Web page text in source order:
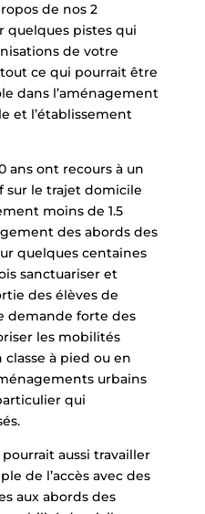
de nos 2
quelques pistes qui
de votre
ce qui pourrait être
dans l’aménagement
et l’établissement
ans ont recours à un
sur le trajet domicile
moins de 1.5
des abords des
quelques centaines
sanctuariser et
des élèves de
demande forte des
les mobilités
classe à pied ou en
urbains
qui
aussi travailler
de l’accès avec des
aux abords des